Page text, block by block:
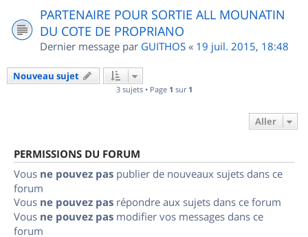
PARTENAIRE POUR SORTIE ALL MOUNATIN
DU COTE DE PROPRIANO
Dernier message par GUITHOS « 19 juil. 2015, 18:48
Nouveau sujet
3 sujets • Page 1 sur 1
Aller
PERMISSIONS DU FORUM
Vous ne pouvez pas publier de nouveaux sujets dans ce
forum
Vous ne pouvez pas répondre aux sujets dans ce forum
Vous ne pouvez pas modifier vos messages dans ce
forum